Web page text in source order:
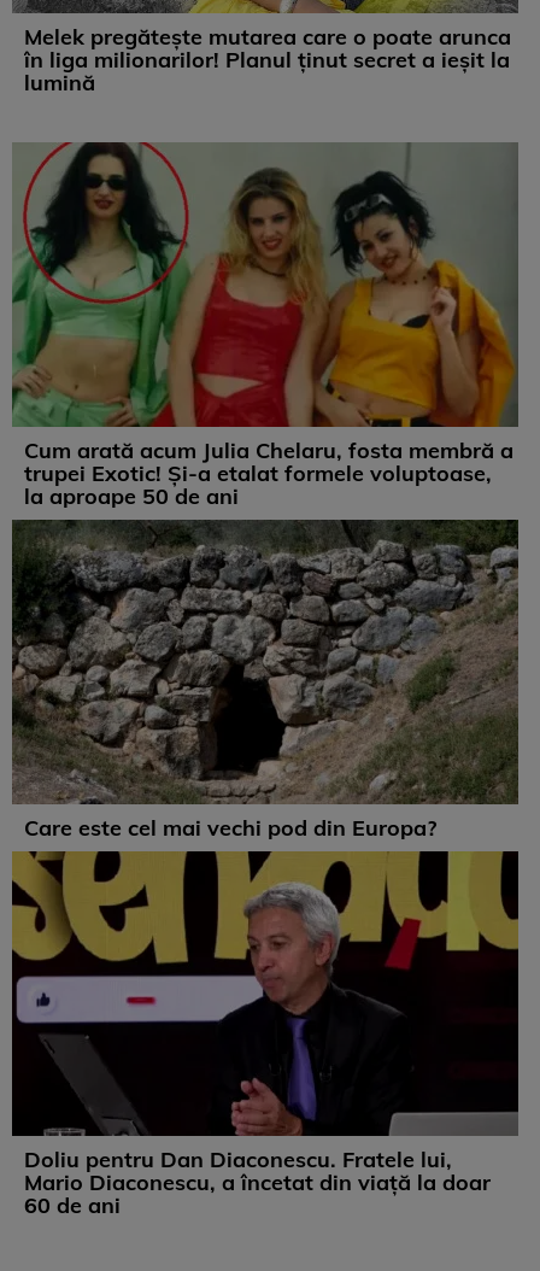
Melek pregătește mutarea care o poate arunca
în liga milionarilor! Planul ținut secret a ieșit la
lumină
Cum arată acum Julia Chelaru, fosta membră a
trupei Exotic! Și-a etalat formele voluptoase,
la aproape 50 de ani
Care este cel mai vechi pod din Europa?
Doliu pentru Dan Diaconescu. Fratele lui,
Mario Diaconescu, a încetat din viață la doar
60 de ani